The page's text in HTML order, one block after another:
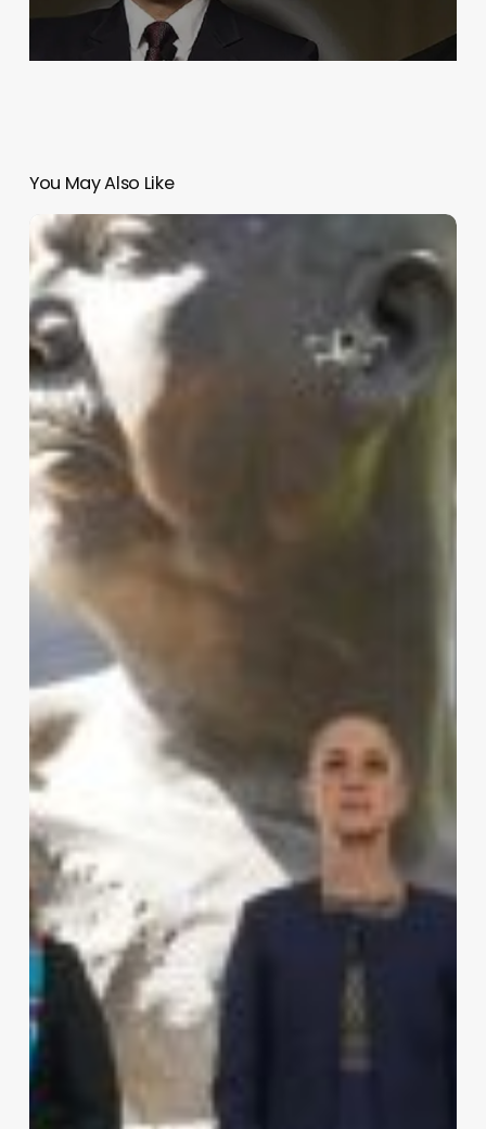
You May Also Like
Pemex
recuperará
su
carácter
de
empresa
estatal